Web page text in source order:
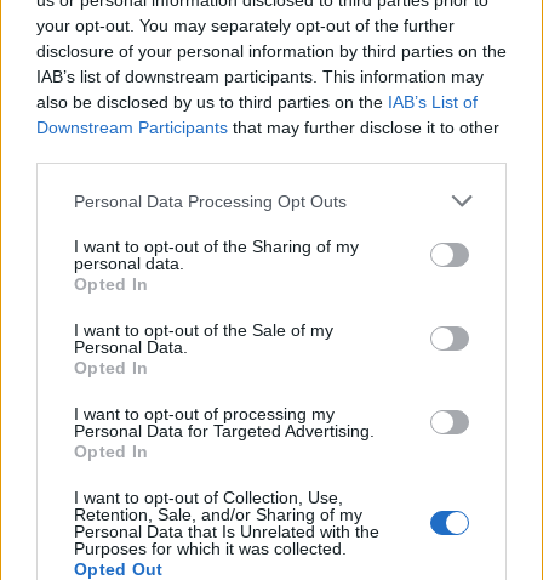
your opt-out. You may separately opt-out of the further
disclosure of your personal information by third parties on the
IAB’s list of downstream participants. This information may
also be disclosed by us to third parties on the IAB’s List of
Downstream Participants that may further disclose it to other
Personal Data Processing Opt Outs
I want to opt-out of the Sharing of my
personal data.
Opted In
I want to opt-out of the Sale of my
Personal Data.
Opted In
I want to opt-out of processing my
Personal Data for Targeted Advertising.
Opted In
I want to opt-out of Collection, Use,
Retention, Sale, and/or Sharing of my
Personal Data that Is Unrelated with the
Purposes for which it was collected.
Opted Out